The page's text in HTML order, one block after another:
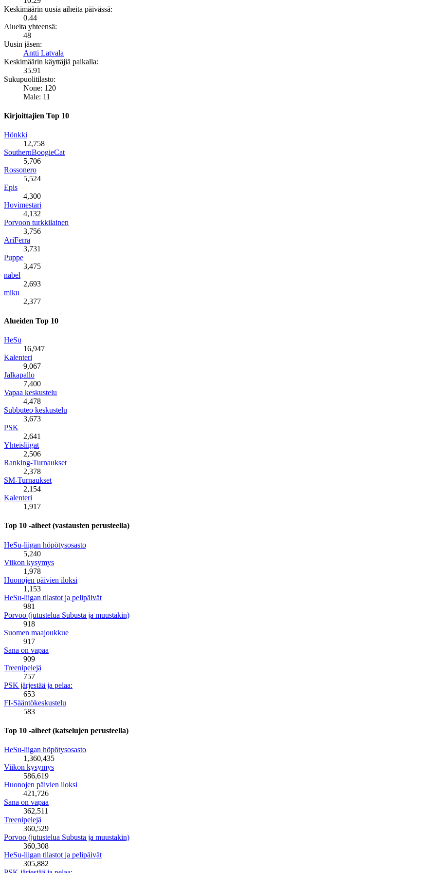
Keskimäärin uusia aiheita päivässä:
0.44
Alueita yhteensä:
48
Uusin jäsen:
Antti Latvala
Keskimäärin käyttäjiä paikalla:
35.91
Sukupuolitilasto:
None: 120
Male: 11
Kirjoittajien Top 10
Hönkki
12,758
SouthernBoogieCat
5,706
Rossonero
5,524
Epis
4,300
Hovimestari
4,132
Porvoon turkkilainen
3,756
AriFerra
3,731
Puppe
3,475
nabel
2,693
miku
2,377
Alueiden Top 10
HeSu
16,947
Kalenteri
9,067
Jalkapallo
7,400
Vapaa keskustelu
4,478
Subbuteo keskustelu
3,673
PSK
2,641
Yhteisliigat
2,506
Ranking-Turnaukset
2,378
SM-Turnaukset
2,154
Kalenteri
1,917
Top 10 -aiheet (vastausten perusteella)
HeSu-liigan höpötysosasto
5,240
Viikon kysymys
1,978
Huonojen päivien iloksi
1,153
HeSu-liigan tilastot ja pelipäivät
981
Porvoo (jutustelua Subusta ja muustakin)
918
Suomen maajoukkue
917
Sana on vapaa
909
Treenipelejä
757
PSK järjestää ja pelaa:
653
FI-Sääntökeskustelu
583
Top 10 -aiheet (katselujen perusteella)
HeSu-liigan höpötysosasto
1,360,435
Viikon kysymys
586,619
Huonojen päivien iloksi
421,726
Sana on vapaa
362,511
Treenipelejä
360,529
Porvoo (jutustelua Subusta ja muustakin)
360,308
HeSu-liigan tilastot ja pelipäivät
305,882